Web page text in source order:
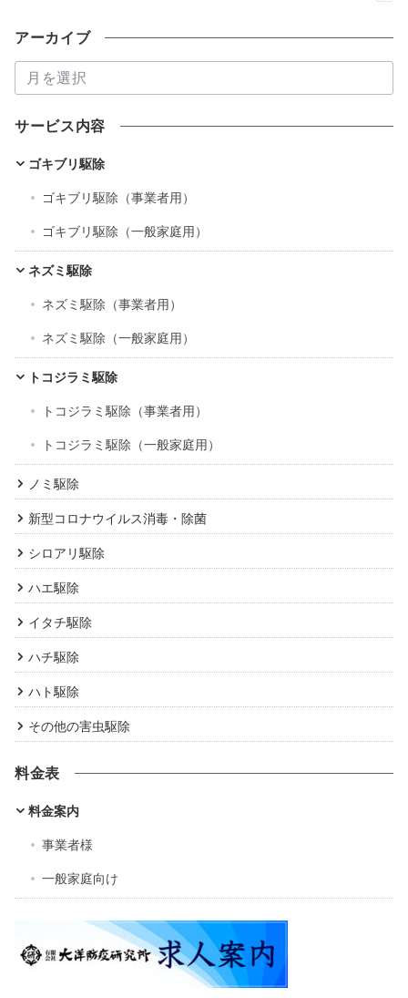
アーカイブ
ー
カ
イ
ブ
サービス内容
ゴキブリ駆除
ゴキブリ駆除（事業者用）
ゴキブリ駆除（一般家庭用）
ネズミ駆除
ネズミ駆除（事業者用）
ネズミ駆除（一般家庭用）
トコジラミ駆除
トコジラミ駆除（事業者用）
トコジラミ駆除（一般家庭用）
ノミ駆除
新型コロナウイルス消毒・除菌
シロアリ駆除
ハエ駆除
イタチ駆除
ハチ駆除
ハト駆除
その他の害虫駆除
料金表
料金案内
事業者様
一般家庭向け